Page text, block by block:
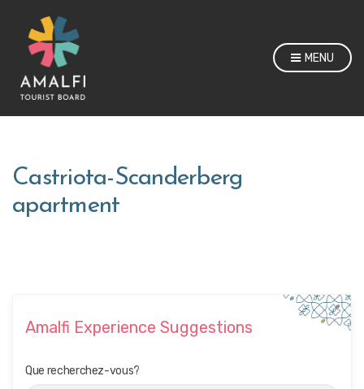
MENU
Castriota-Scanderberg
apartment
Amalfi Experience Suggestions
Que recherchez-vous?